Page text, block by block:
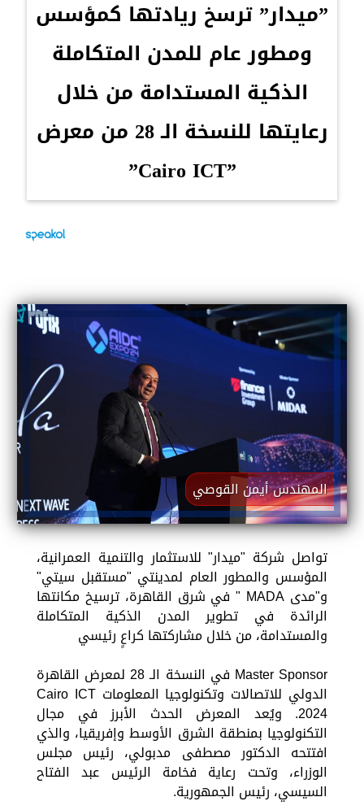
”ميدار” ترسخ ريادتها كمؤسس
ومطور عام للمدن المتكاملة
الذكية المستدامة من خلال
رعايتها للنسخة الـ 28 من معرض
”Cairo ICT”
المهندس أيمن القوصي
تواصل شركة "ميدار" للاستثمار والتنمية العمرانية،
المؤسس والمطور العام لمدينتي "مستقبل سيتي"
و"مدى MADA " في شرق القاهرة، ترسيخ مكانتها
الرائدة في تطوير المدن الذكية المتكاملة
والمستدامة، من خلال مشاركتها كراعٍ رئيسي
Master Sponsor في النسخة الـ 28 لمعرض القاهرة
الدولي للاتصالات وتكنولوجيا المعلومات Cairo ICT
2024. ويُعد المعرض الحدث الأبرز في مجال
التكنولوجيا بمنطقة الشرق الأوسط وإفريقيا، والذي
افتتحه الدكتور مصطفى مدبولي، رئيس مجلس
الوزراء، وتحت رعاية فخامة الرئيس عبد الفتاح
السيسي، رئيس الجمهورية.